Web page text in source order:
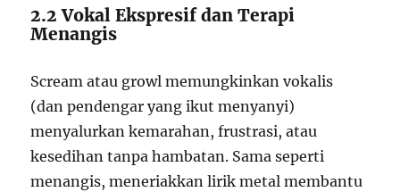
2.2 Vokal Ekspresif dan Terapi
Menangis
Scream atau growl memungkinkan vokalis
(dan pendengar yang ikut menyanyi)
menyalurkan kemarahan, frustrasi, atau
kesedihan tanpa hambatan. Sama seperti
menangis, meneriakkan lirik metal membantu